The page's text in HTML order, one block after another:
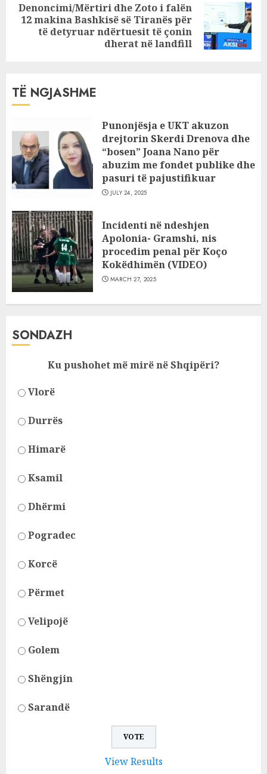
Next
post:
Denoncimi/Mërtiri dhe Zoto i falën
12 makina Bashkisë së Tiranës për
të detyruar ndërtuesit të çonin
dherat në landfill
TË NGJASHME
Punonjësja e UKT akuzon
drejtorin Skerdi Drenova dhe
“bosen” Joana Nano për
abuzim me fondet publike dhe
pasuri të pajustifikuar
JULY 24, 2025
Incidenti në ndeshjen
Apolonia- Gramshi, nis
procedim penal për Koço
Kokëdhimën (VIDEO)
MARCH 27, 2025
SONDAZH
Ku pushohet më mirë në Shqipëri?
Vlorë
Durrës
Himarë
Ksamil
Dhërmi
Pogradec
Korcë
Përmet
Velipojë
Golem
Shëngjin
Sarandë
View Results